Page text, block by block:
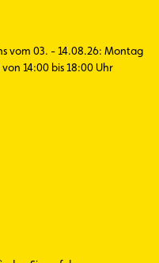
vom 03. - 14.08.26: Montag
14:00 bis 18:00 Uhr